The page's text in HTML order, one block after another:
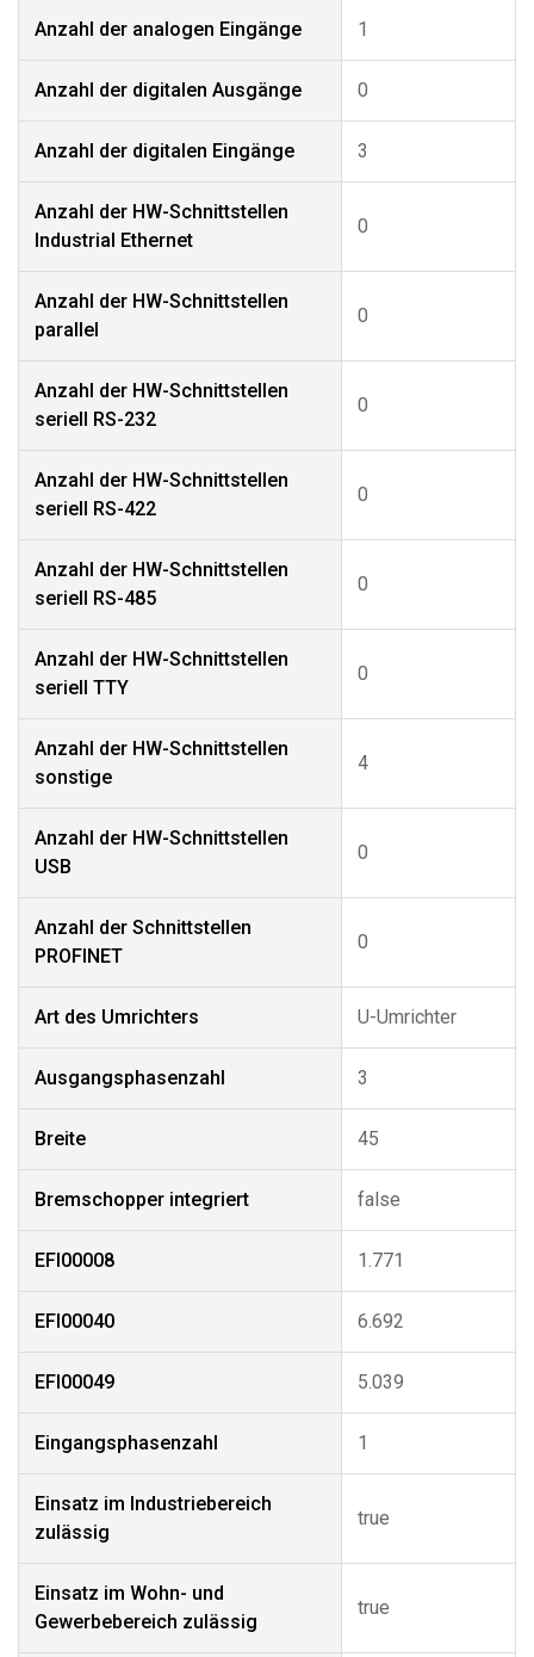
Anzahl der analogen Eingänge 1
Anzahl der digitalen Ausgänge 0
Anzahl der digitalen Eingänge 3
Anzahl der HW-Schnittstellen
Industrial Ethernet
0
Anzahl der HW-Schnittstellen
parallel
0
Anzahl der HW-Schnittstellen
seriell RS-232
0
Anzahl der HW-Schnittstellen
seriell RS-422
0
Anzahl der HW-Schnittstellen
seriell RS-485
0
Anzahl der HW-Schnittstellen
seriell TTY
0
Anzahl der HW-Schnittstellen
sonstige
4
Anzahl der HW-Schnittstellen
USB
0
Anzahl der Schnittstellen
PROFINET
0
Art des Umrichters U-Umrichter
Ausgangsphasenzahl 3
Breite 45
Bremschopper integriert false
EFI00008 1.771
EFI00040 6.692
EFI00049 5.039
Eingangsphasenzahl 1
Einsatz im Industriebereich
zulässig
true
Einsatz im Wohn- und
Gewerbebereich zulässig
true